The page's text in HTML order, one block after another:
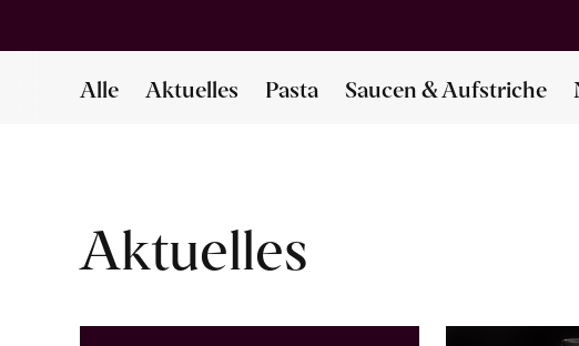
Alle Aktuelles Pasta Saucen & Aufstriche
Aktuelles